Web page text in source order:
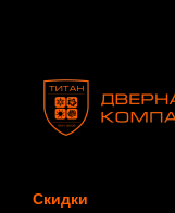
Скидки